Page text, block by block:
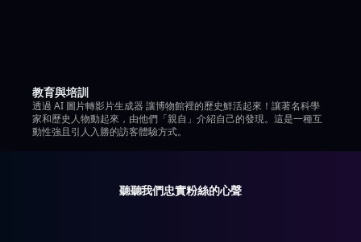
教育與培訓
透過 AI 圖片轉影片生成器 讓博物館裡的歷史鮮活起來！讓著名科學
家和歷史人物動起來，由他們「親自」介紹自己的發現。這是一種互
動性強且引人入勝的訪客體驗方式。
聽聽我們忠實粉絲的心聲